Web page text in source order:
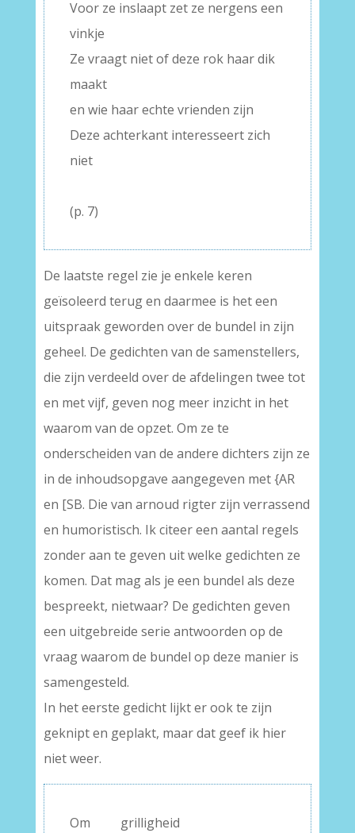
Voor ze inslaapt zet ze nergens een
vinkje
Ze vraagt niet of deze rok haar dik
maakt
en wie haar echte vrienden zijn
Deze achterkant interesseert zich
niet
(p. 7)
De laatste regel zie je enkele keren
geïsoleerd terug en daarmee is het een
uitspraak geworden over de bundel in zijn
geheel. De gedichten van de samenstellers,
die zijn verdeeld over de afdelingen twee tot
en met vijf, geven nog meer inzicht in het
waarom van de opzet. Om ze te
onderscheiden van de andere dichters zijn ze
in de inhoudsopgave aangegeven met {AR
en [SB. Die van arnoud rigter zijn verrassend
en humoristisch. Ik citeer een aantal regels
zonder aan te geven uit welke gedichten ze
komen. Dat mag als je een bundel als deze
bespreekt, nietwaar? De gedichten geven
een uitgebreide serie antwoorden op de
vraag waarom de bundel op deze manier is
samengesteld.
In het eerste gedicht lijkt er ook te zijn
geknipt en geplakt, maar dat geef ik hier
niet weer.
Om
grilligheid